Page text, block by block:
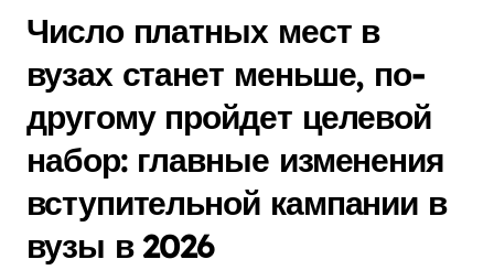
Число платных мест в
вузах станет меньше, по-
другому пройдет целевой
набор: главные изменения
вступительной кампании в
вузы в 2026